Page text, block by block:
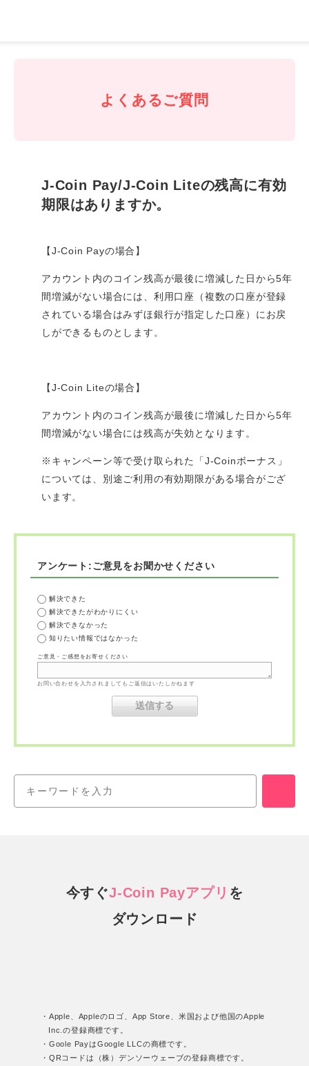
よくあるご質問
J-Coin Pay/J-Coin Liteの残高に有効
期限はありますか。
【J-Coin Payの場合】
アカウント内のコイン残高が最後に増減した日から5年
間増減がない場合には、利用口座（複数の口座が登録
されている場合はみずほ銀行が指定した口座）にお戻
しができるものとします。
【J-Coin Liteの場合】
アカウント内のコイン残高が最後に増減した日から5年
間増減がない場合には残高が失効となります。
※キャンペーン等で受け取られた「J-Coinボーナス」
については、別途ご利用の有効期限がある場合がござ
います。
アンケート:ご意見をお聞かせください
解決できた
解決できたがわかりにくい
解決できなかった
知りたい情報ではなかった
ご意見・ご感想をお寄せください
お問い合わせを入力されましてもご返信はいたしかねます
今すぐJ-Coin Payアプリ を
ダウンロード
・Apple、Appleのロゴ、App Store、米国および他国のApple
Inc.の登録商標です。
・Goole PayはGoogle LLCの商標です。
・QRコードは（株）デンソーウェーブの登録商標です。